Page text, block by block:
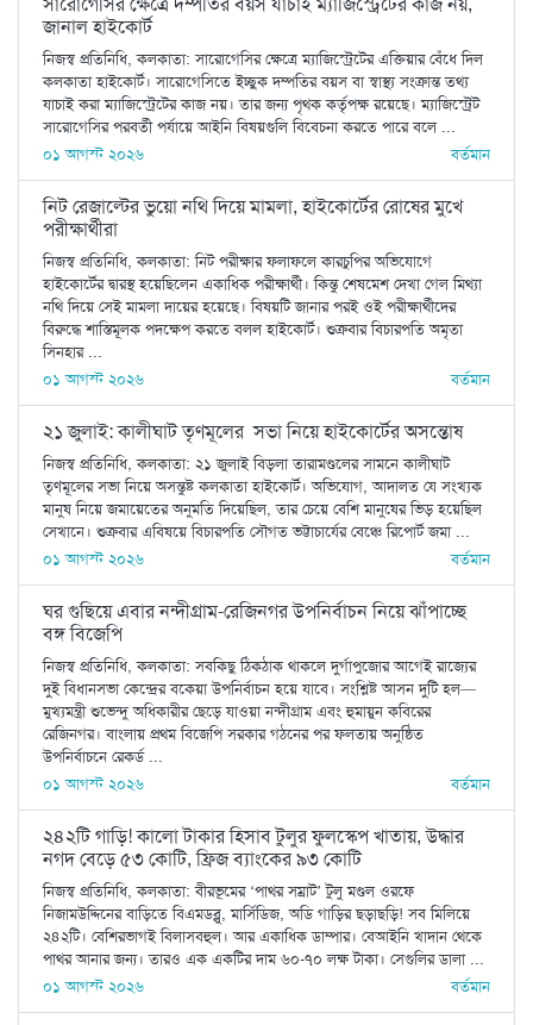
জানাল হাইকোর্ট
নিজস্ব প্রতিনিধি, কলকাতা: সারোগেসির ক্ষেত্রে ম্যাজিস্ট্রেটের এক্তিয়ার বেঁধে দিল
কলকাতা হাইকোর্ট। সারোগেসিতে ইচ্ছুক দম্পতির বয়স বা স্বাস্থ্য সংক্রান্ত তথ্য
যাচাই করা ম্যাজিস্ট্রেটের কাজ নয়। তার জন্য পৃথক কর্তৃপক্ষ রয়েছে। ম্যাজিস্ট্রেট
সারোগেসির পরবর্তী পর্যায়ে আইনি বিষয়গুলি বিবেচনা করতে পারে বলে ...
০১ আগস্ট ২০২৬
বর্তমান
নিট রেজাল্টের ভুয়ো নথি দিয়ে মামলা, হাইকোর্টের রোষের মুখে
পরীক্ষার্থীরা
নিজস্ব প্রতিনিধি, কলকাতা: নিট পরীক্ষার ফলাফলে কারচুপির অভিযোগে
হাইকোর্টের দ্বারস্থ হয়েছিলেন একাধিক পরীক্ষার্থী। কিন্তু শেষমেশ দেখা গেল মিথ্যা
নথি দিয়ে সেই মামলা দায়ের হয়েছে। বিষয়টি জানার পরই ওই পরীক্ষার্থীদের
বিরুদ্ধে শাস্তিমূলক পদক্ষেপ করতে বলল হাইকোর্ট। শুক্রবার বিচারপতি অমৃতা
সিনহার ...
০১ আগস্ট ২০২৬
বর্তমান
২১ জুলাই: কালীঘাট তৃণমূলের সভা নিয়ে হাইকোর্টের অসন্তোষ
নিজস্ব প্রতিনিধি, কলকাতা: ২১ জুলাই বিড়লা তারামণ্ডলের সামনে কালীঘাট
তৃণমূলের সভা নিয়ে অসন্তুষ্ট কলকাতা হাইকোর্ট। অভিযোগ, আদালত যে সংখ্যক
মানুষ নিয়ে জমায়েতের অনুমতি দিয়েছিল, তার চেয়ে বেশি মানুষের ভিড় হয়েছিল
সেখানে। শুক্রবার এবিষয়ে বিচারপতি সৌগত ভট্টাচার্যের বেঞ্চে রিপোর্ট জমা ...
০১ আগস্ট ২০২৬
বর্তমান
ঘর গুছিয়ে এবার নন্দীগ্রাম-রেজিনগর উপনির্বাচন নিয়ে ঝাঁপাচ্ছে
বঙ্গ বিজেপি
নিজস্ব প্রতিনিধি, কলকাতা: সবকিছু ঠিকঠাক থাকলে দুর্গাপুজোর আগেই রাজ্যের
দুই বিধানসভা কেন্দ্রের বকেয়া উপনির্বাচন হয়ে যাবে। সংশ্লিষ্ট আসন দুটি হল—
মুখ্যমন্ত্রী শুভেন্দু অধিকারীর ছেড়ে যাওয়া নন্দীগ্রাম এবং হুমায়ুন কবিরের
রেজিনগর। বাংলায় প্রথম বিজেপি সরকার গঠনের পর ফলতায় অনুষ্ঠিত
উপনির্বাচনে রেকর্ড ...
০১ আগস্ট ২০২৬
বর্তমান
২৪২টি গাড়ি! কালো টাকার হিসাব টুলুর ফুলস্কেপ খাতায়, উদ্ধার
নগদ বেড়ে ৫৩ কোটি, ফ্রিজ ব্যাংকের ৯৩ কোটি
নিজস্ব প্রতিনিধি, কলকাতা: বীরভূমের ‘পাথর সম্রাট’ টুলু মণ্ডল ওরফে
নিজামউদ্দিনের বাড়িতে বিএমডব্লু, মার্সিডিজ, অডি গাড়ির ছড়াছড়ি! সব মিলিয়ে
২৪২টি। বেশিরভাগই বিলাসবহুল। আর একাধিক ডাম্পার। বেআইনি খাদান থেকে
পাথর আনার জন্য। তারও এক একটির দাম ৬০-৭০ লক্ষ টাকা। সেগুলির ডালা ...
০১ আগস্ট ২০২৬
বর্তমান